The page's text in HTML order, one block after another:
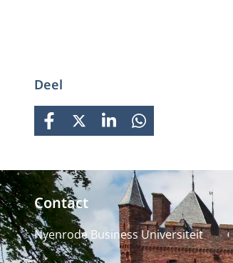
Deel
FACEBOOK
X LINKEDINWHATSAPP
Contact
Nyenrode Business Universiteit